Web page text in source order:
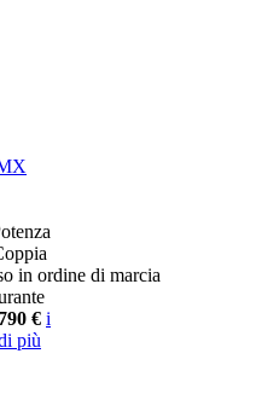
in ordine di marcia
€ i
più